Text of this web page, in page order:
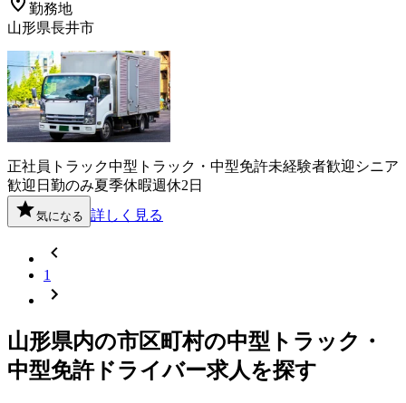
勤務地
山形県長井市
正社員 トラック中型トラック・中型免許未経験者歓迎 シニア
歓迎 日勤のみ夏季休暇週休2日
気になる 詳しく見る
1
山形県内の市区町村の中型トラック・
中型免許ドライバー求人を探す